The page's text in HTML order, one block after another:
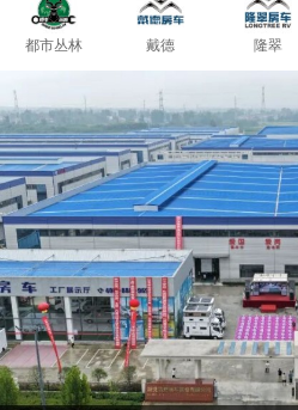
都市丛林 戴德 隆翠